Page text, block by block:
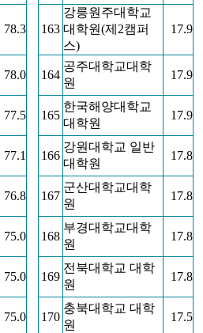
78.3 163
강릉원주대학교
대학원(제2캠퍼
스)
17.9
78.0 164
공주대학교대학
원
17.9
77.5 165
한국해양대학교
대학원
17.9
77.1 166
강원대학교 일반
대학원
17.8
76.8 167
군산대학교대학
원
17.8
75.0 168
부경대학교대학
원
17.8
75.0 169
전북대학교 대학
원
17.8
75.0 170
충북대학교 대학
원
17.5